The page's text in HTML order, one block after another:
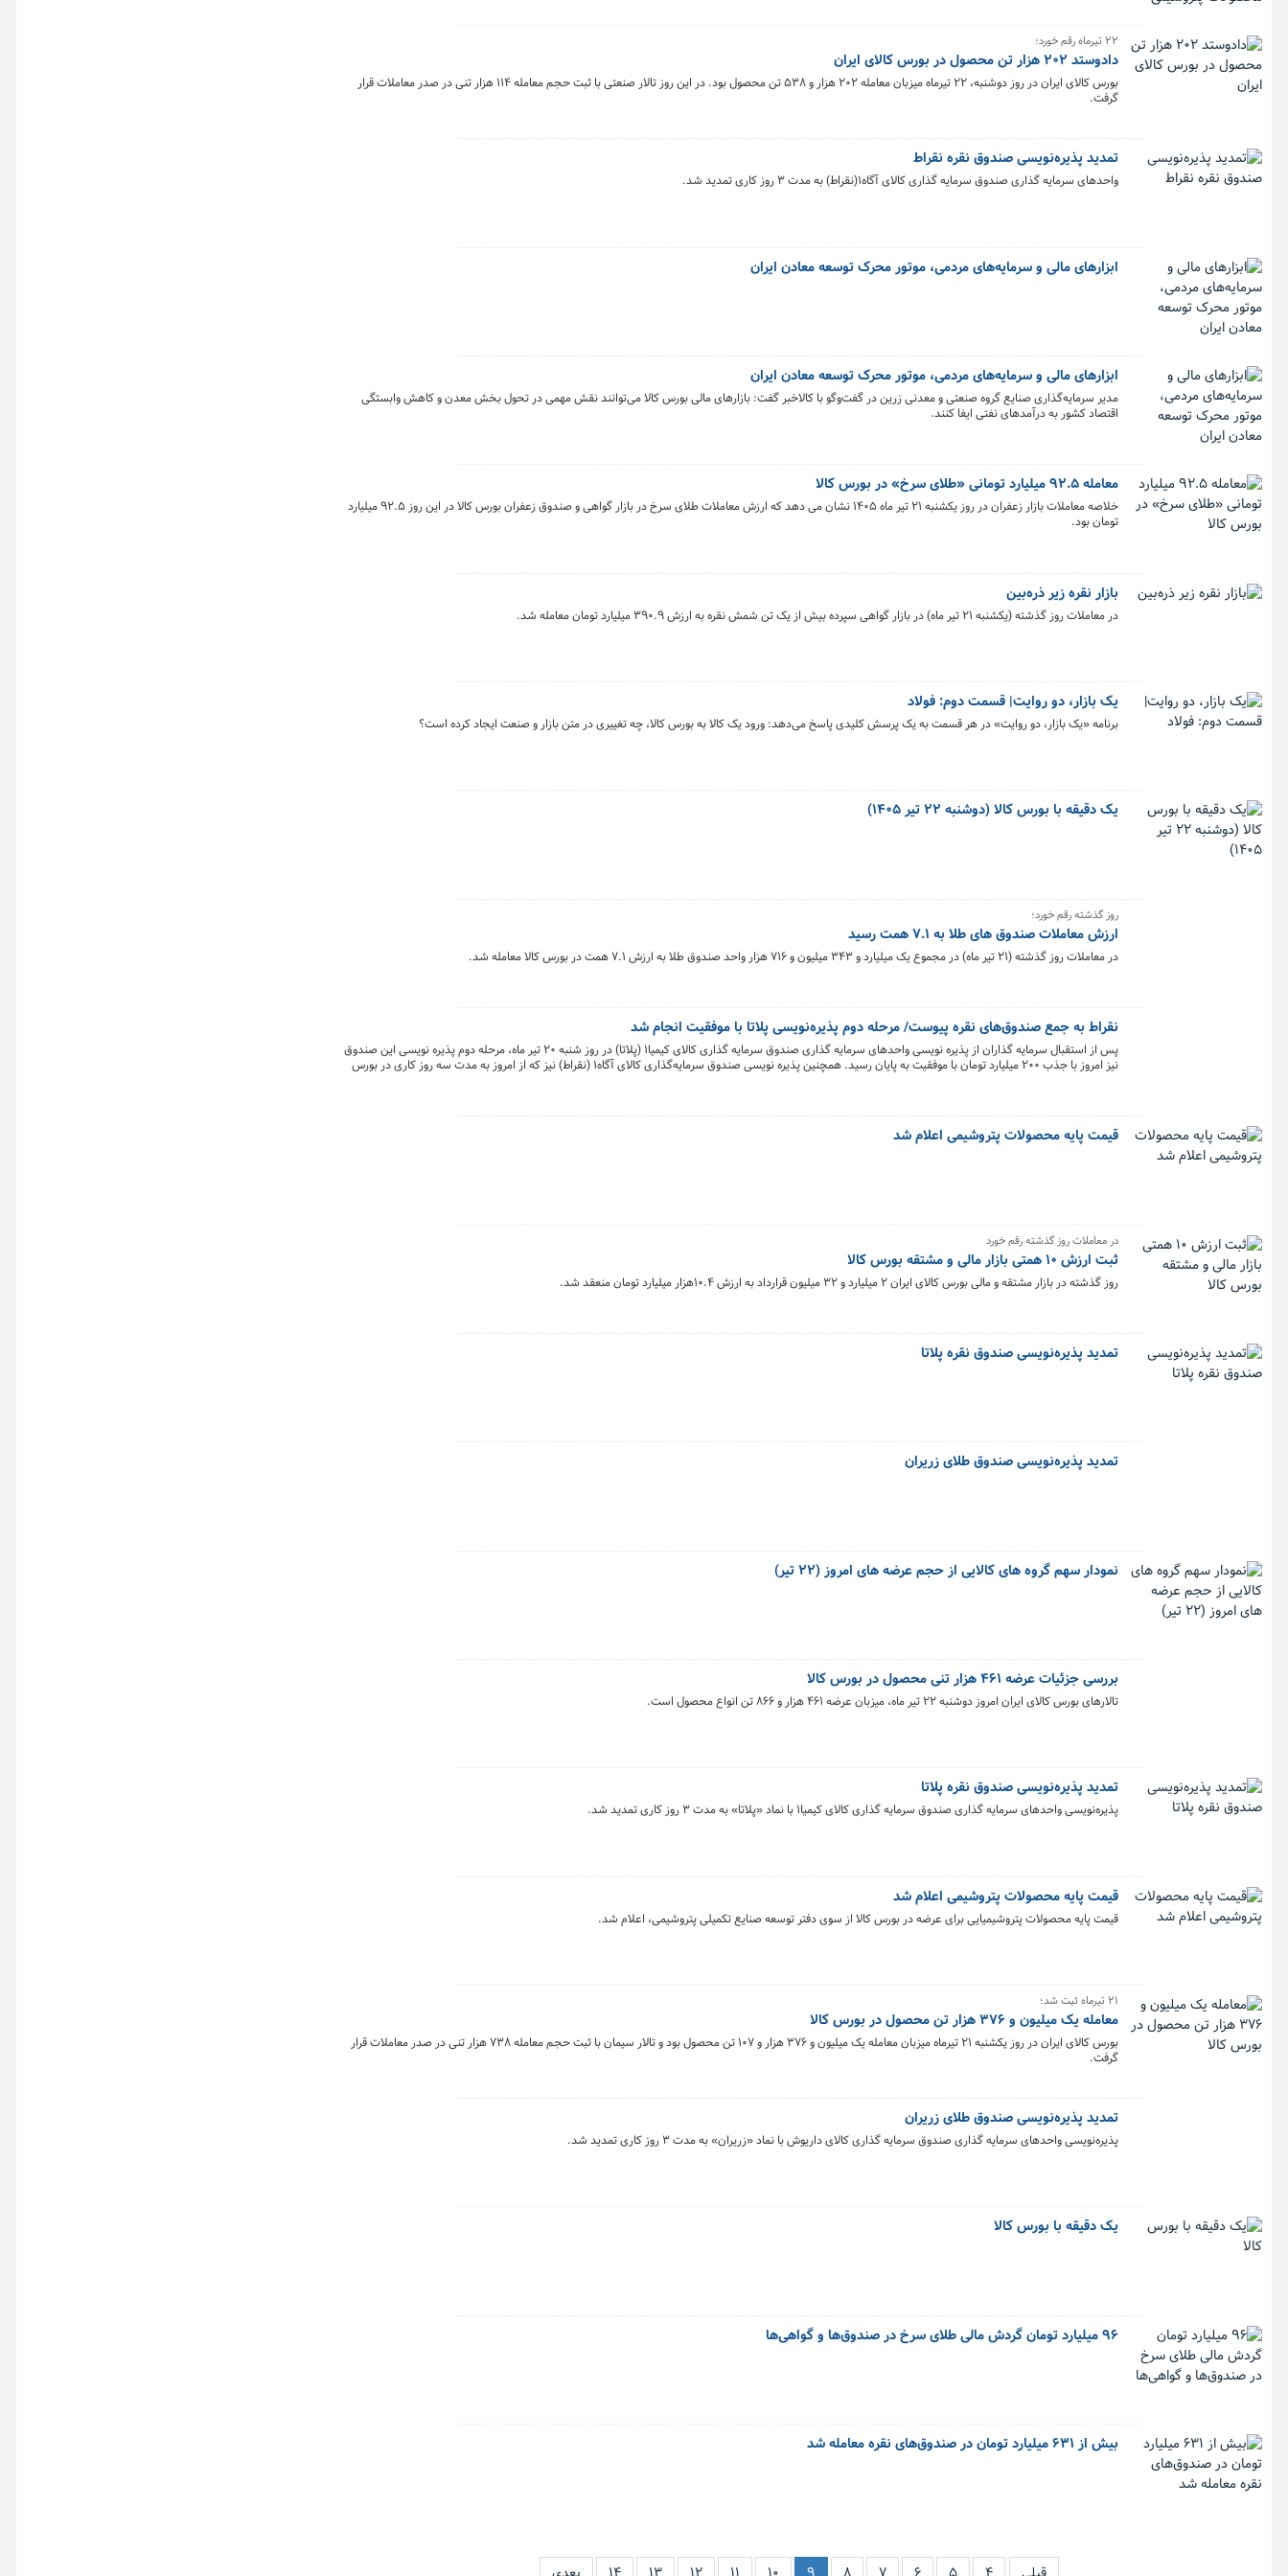
۲۲ تیرماه رقم خورد؛
دادوستد ۲۰۲ هزار تن محصول در بورس کالای ایران
بورس کالای ایران در روز دوشنبه، ۲۲ تیرماه میزبان معامله ۲۰۲ هزار و ۵۳۸ تن محصول بود. در این روز تالار صنعتی با ثبت حجم معامله ۱۱۴ هزار تنی در صدر معاملات قرار
گرفت.
تمدید پذیره‌نویسی صندوق نقره نقراط
واحدهای سرمایه گذاری صندوق سرمایه گذاری کالای آگاه١(نقراط) به مدت ۳ روز کاری تمدید شد.
ابزارهای مالی و سرمایه‌های مردمی، موتور محرک توسعه معادن ایران
ابزارهای مالی و سرمایه‌های مردمی، موتور محرک توسعه معادن ایران
مدیر سرمایه‌گذاری صنایع گروه صنعتی و معدنی زرین در گفت‌وگو با کالاخبر گفت: بازارهای مالی بورس کالا می‌توانند نقش مهمی در تحول بخش معدن و کاهش وابستگی
اقتصاد کشور به درآمدهای نفتی ایفا کنند.
معامله ۹۲.۵ میلیارد تومانی «طلای سرخ» در بورس کالا
خلاصه معاملات بازار زعفران در روز یکشنبه ۲۱ تیر ماه ۱۴۰۵ نشان می دهد که ارزش معاملات طلای سرخ در بازار گواهی و صندوق زعفران بورس کالا در این روز ۹۲.۵ میلیارد
تومان بود.
بازار نقره زیر ذره‌بین
در معاملات روز گذشته (یکشنبه ۲۱ تیر ماه) در بازار گواهی سپرده بیش از یک تن شمش نقره به ارزش ۳۹۰.۹ میلیارد تومان معامله شد.
یک بازار، دو روایت| قسمت دوم: فولاد
برنامه «یک بازار، دو روایت» در هر قسمت به یک پرسش کلیدی پاسخ می‌دهد: ورود یک کالا به بورس کالا، چه تغییری در متن بازار و صنعت ایجاد کرده است؟
یک دقیقه با بورس کالا (دوشنبه ۲۲ تیر ۱۴۰۵)
روز گذشته رقم خورد؛
ارزش معاملات صندوق های طلا به ۷.۱ همت رسید
در معاملات روز گذشته (۲۱ تیر ماه) در مجموع یک میلیارد و ۳۴۳ میلیون و ۷۱۶ هزار واحد صندوق‌ طلا به ارزش ۷.۱ همت در بورس کالا معامله شد.
نقراط به جمع صندوق‌های نقره پیوست/ مرحله دوم پذیره‌نویسی پلاتا با موفقیت انجام شد
پس از استقبال سرمایه گذاران از پذیره نویسی واحدهای سرمایه گذاری صندوق سرمایه گذاری کالای کیمیا۱ (پلاتا) در روز شنبه ۲۰ تیر ماه، مرحله دوم پذیره نویسی این صندوق
نیز امروز با جذب ۲۰۰ میلیارد تومان با موفقیت به پایان رسید. همچنین پذیره نویسی صندوق سرمایه‌گذاری کالای آگاه۱ (نقراط) نیز که از امروز به مدت سه روز کاری در بورس
قیمت پایه محصولات پتروشیمی اعلام شد
در معاملات روز گذشته رقم خورد
ثبت ارزش ۱۰ همتی بازار مالی و مشتقه بورس کالا
روز گذشته در بازار مشتقه و مالی بورس کالای ایران ۲ میلیارد و ۳۲ میلیون قرارداد به ارزش ۱۰.۴هزار میلیارد تومان منعقد شد.
تمدید پذیره‌نویسی صندوق نقره پلاتا
تمدید پذیره‌نویسی صندوق طلای زریران
نمودار سهم گروه های کالایی از حجم عرضه های امروز (۲۲ تیر)
بررسی جزئیات عرضه ۴۶۱ هزار تنی محصول در بورس کالا
تالارهای بورس کالای ایران امروز دوشنبه ۲۲ تیر ماه، میزبان عرضه ۴۶۱ هزار و ۸۶۶ تن انواع محصول است.
تمدید پذیره‌نویسی صندوق نقره پلاتا
پذیره‌نویسی واحدهای سرمایه گذاری صندوق سرمایه گذاری کالای کیمیا۱ با نماد «پلاتا» به مدت ۳ روز کاری تمدید شد.
قیمت پایه محصولات پتروشیمی اعلام شد
قیمت پایه محصولات پتروشیمیایی برای عرضه در بورس کالا از سوی دفتر توسعه صنایع تکمیلی پتروشیمی، اعلام شد.
۲۱ تیرماه ثبت شد؛
معامله یک میلیون و ۳۷۶ هزار تن محصول در بورس کالا
بورس کالای ایران در روز یکشنبه ۲۱ تیرماه میزبان معامله یک میلیون و ۳۷۶ هزار و ۱۰۷ تن محصول بود و تالار سیمان با ثبت حجم معامله ۷۳۸ هزار تنی در صدر معاملات قرار
گرفت.
تمدید پذیره‌نویسی صندوق طلای زریران
پذیره‌نویسی واحدهای سرمایه گذاری صندوق سرمایه گذاری کالای داریوش با نماد «زریران» به مدت ۳ روز کاری تمدید شد.
یک دقیقه با بورس کالا
۹۶ میلیارد تومان گردش مالی طلای سرخ در صندوق‌ها و گواهی‌ها
بیش از ۶۳۱ میلیارد تومان در صندوق‌های نقره معامله شد